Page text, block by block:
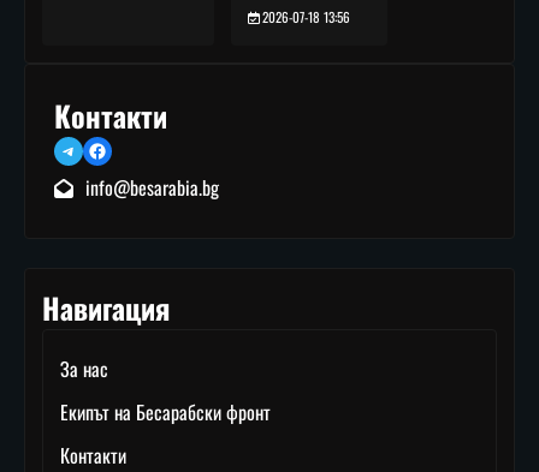
2026-07-18 13:56
Контакти
TelegramFacebook
info@besarabia.bg
Навигация
За нас
Екипът на Бесарабски фронт
Контакти